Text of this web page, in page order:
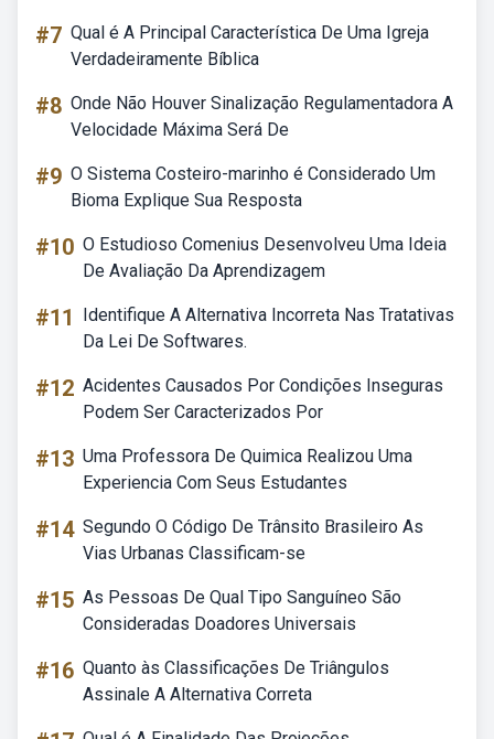
#7 Qual é A Principal Característica De Uma Igreja
Verdadeiramente Bíblica
#8 Onde Não Houver Sinalização Regulamentadora A
Velocidade Máxima Será De
#9 O Sistema Costeiro-marinho é Considerado Um
Bioma Explique Sua Resposta
#10 O Estudioso Comenius Desenvolveu Uma Ideia
De Avaliação Da Aprendizagem
#11
Identifique A Alternativa Incorreta Nas Tratativas
Da Lei De Softwares.
#12 Acidentes Causados Por Condições Inseguras
Podem Ser Caracterizados Por
#13 Uma Professora De Quimica Realizou Uma
Experiencia Com Seus Estudantes
#14 Segundo O Código De Trânsito Brasileiro As
Vias Urbanas Classificam-se
#15 As Pessoas De Qual Tipo Sanguíneo São
Consideradas Doadores Universais
#16 Quanto às Classificações De Triângulos
Assinale A Alternativa Correta